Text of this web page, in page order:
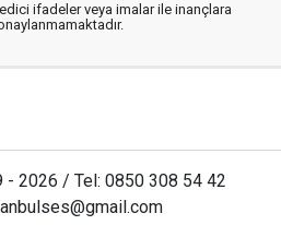
ifadeler veya imalar ile inançlara
2026 / Tel: 0850 308 54 42